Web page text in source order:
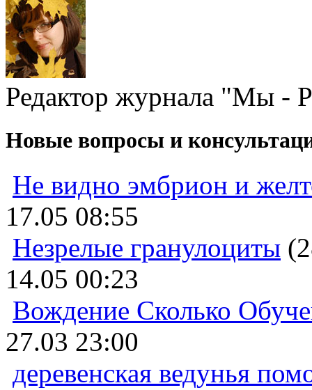
Редактор журнала "Мы -
Новые вопросы и
Не видно эмбрион и
17.05 08:55
Незрелые гранулоциты
14.05 00:23
Вождение Сколько
27.03 23:00
деревенская ведунья